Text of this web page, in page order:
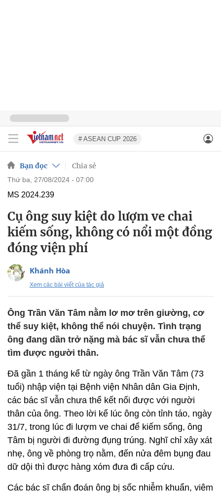
# ASEAN CUP 2026
Bạn đọc Chia sẻ
thứ ba, 27/08/2024 - 07:00
MS 2024.239
Cụ ông suy kiệt do lượm ve chai
kiếm sống, không có nổi một đồng
đóng viện phí
Khánh Hòa
Xem các bài viết của tác giả
Ông Trần Văn Tâm nằm lơ mơ trên giường, cơ
thể suy kiệt, không thể nói chuyện. Tình trạng
ông đang dần trở nặng mà bác sĩ vẫn chưa thể
tìm được người thân.
Đã gần 1 tháng kể từ ngày ông Trần Văn Tâm (73
tuổi) nhập viện tại Bệnh viện Nhân dân Gia Định,
các bác sĩ vẫn chưa thể kết nối được với người
thân của ông. Theo lời kể lúc ông còn tỉnh táo, ngày
31/7, trong lúc đi lượm ve chai để kiếm sống, ông
Tâm bị người đi đường đụng trúng. Nghĩ chỉ xây xát
nhẹ, ông về phòng trọ nằm, đến nửa đêm bụng đau
dữ dội thì được hàng xóm đưa đi cấp cứu.
Các bác sĩ chẩn đoán ông bị sốc nhiễm khuẩn, viêm